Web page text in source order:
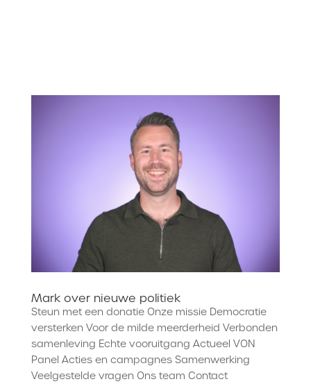
Mark over nieuwe politiek
Steun met een donatie Onze missie Democratie
versterken Voor de milde meerderheid Verbonden
samenleving Echte vooruitgang Actueel VON
Panel Acties en campagnes Samenwerking
Veelgestelde vragen Ons team Contact